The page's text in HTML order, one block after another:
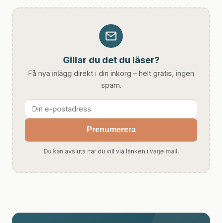
Gillar du det du läser?
Få nya inlägg direkt i din inkorg – helt gratis, ingen
spam.
Prenumerera
Du kan avsluta när du vill via länken i varje mail.